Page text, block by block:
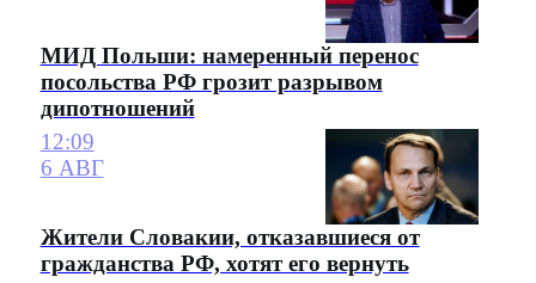
МИД Польши: намеренный перенос
посольства РФ грозит разрывом
дипотношений
12:09
6 АВГ
Жители Словакии, отказавшиеся от
гражданства РФ, хотят его вернуть